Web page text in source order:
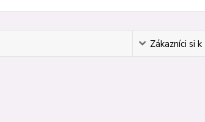
Zákazníci si